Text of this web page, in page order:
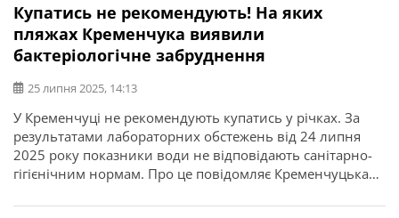
Купатись не рекомендують! На яких
пляжах Кременчука виявили
бактеріологічне забруднення
25 липня 2025, 14:13
У Кременчуці не рекомендують купатись у річках. За
результатами лабораторних обстежень від 24 липня
2025 року показники води не відповідають санітарно-
гігієнічним нормам. Про це повідомляє Кременчуцька
палички: Кишкові ентерококи та Е.coli у досліджених